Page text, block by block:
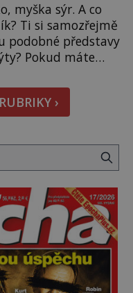
myška sýr. A co
Ti si samozřejmě
podobné představy
Pokud máte
ji mít jen jako
›